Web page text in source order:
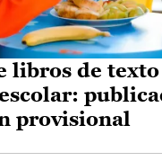
libros de texto
provisional